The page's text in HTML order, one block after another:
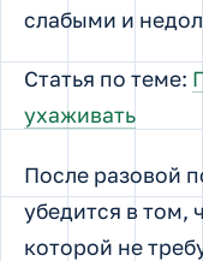
слабыми и
Статья по теме:
ухаживать
После разовой
убедится в том,
которой не